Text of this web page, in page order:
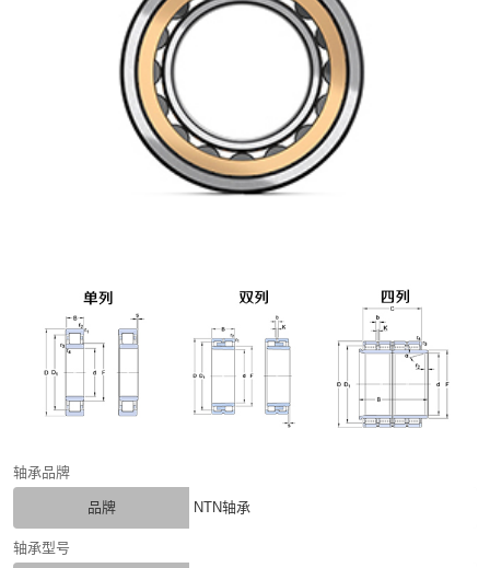
轴承品牌
品牌 NTN轴承
轴承型号